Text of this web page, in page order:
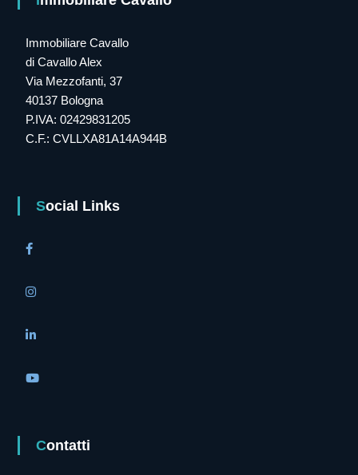
Immobiliare Cavallo
di Cavallo Alex
Via Mezzofanti, 37
40137 Bologna
P.IVA: 02429831205
C.F.: CVLLXA81A14A944B
Social Links
Contatti